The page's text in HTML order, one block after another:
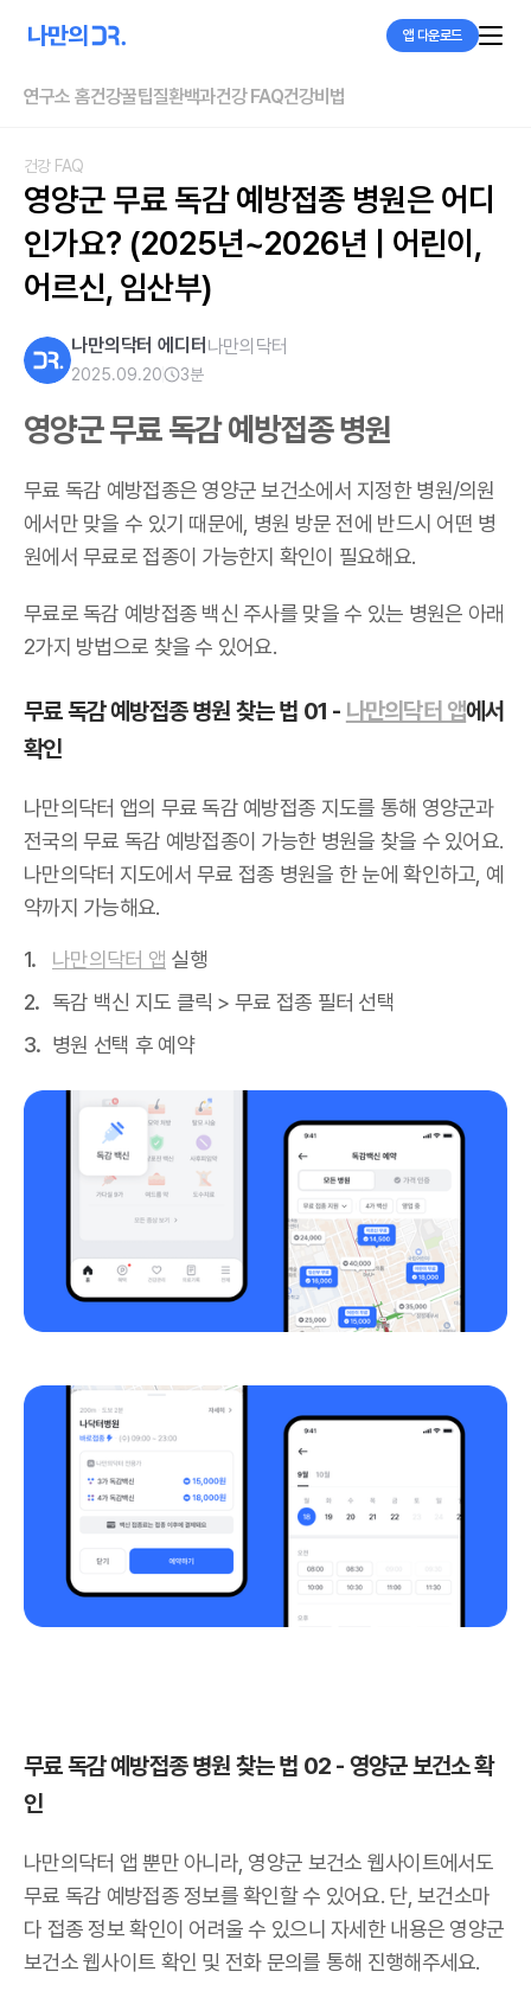
앱 다운로드
연구소 홈건강꿀팁질환백과건강 FAQ건강비법
건강 FAQ
영양군 무료 독감 예방접종 병원은 어디
인가요? (2025년~2026년 | 어린이,
어르신, 임산부)
나만의닥터 에디터 나만의닥터
2025.09.20 3분
영양군 무료 독감 예방접종 병원
무료 독감 예방접종은 영양군 보건소에서 지정한 병원/의원
에서만 맞을 수 있기 때문에, 병원 방문 전에 반드시 어떤 병
원에서 무료로 접종이 가능한지 확인이 필요해요.
무료로 독감 예방접종 백신 주사를 맞을 수 있는 병원은 아래
2가지 방법으로 찾을 수 있어요.
무료 독감 예방접종 병원 찾는 법 01 - 나만의닥터 앱에서
확인
나만의닥터 앱의 무료 독감 예방접종 지도를 통해 영양군과
전국의 무료 독감 예방접종이 가능한 병원을 찾을 수 있어요.
나만의닥터 지도에서 무료 접종 병원을 한 눈에 확인하고, 예
약까지 가능해요.
나만의닥터 앱 실행
독감 백신 지도 클릭 > 무료 접종 필터 선택
병원 선택 후 예약
무료 독감 예방접종 병원 찾는 법 02 - 영양군 보건소 확
인
나만의닥터 앱 뿐만 아니라, 영양군 보건소 웹사이트에서도
무료 독감 예방접종 정보를 확인할 수 있어요. 단, 보건소마
다 접종 정보 확인이 어려울 수 있으니 자세한 내용은 영양군
보건소 웹사이트 확인 및 전화 문의를 통해 진행해주세요.